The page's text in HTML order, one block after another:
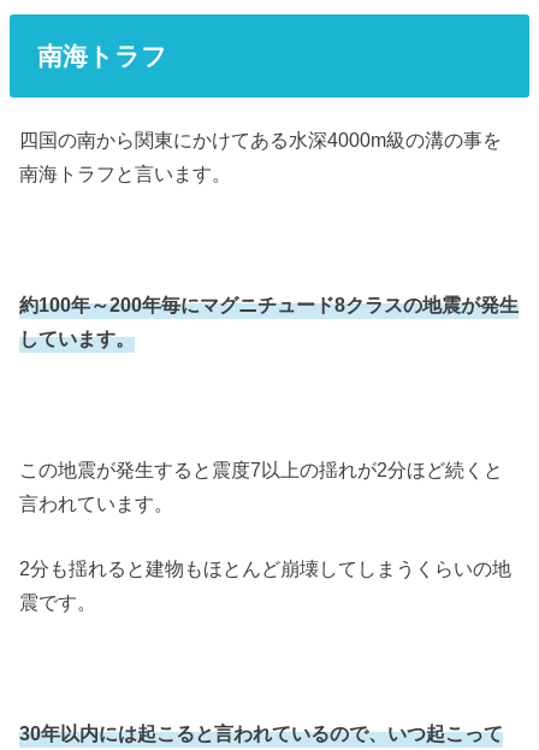
南海トラフ
四国の南から関東にかけてある水深4000m級の溝の事を
南海トラフと言います。
約100年～200年毎にマグニチュード8クラスの地震が発生
しています。
この地震が発生すると震度7以上の揺れが2分ほど続くと
言われています。
2分も揺れると建物もほとんど崩壊してしまうくらいの地
震です。
30年以内には起こると言われているので、いつ起こって